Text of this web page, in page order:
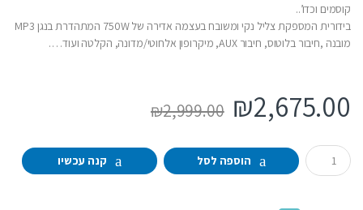
קוסמים וכדו’..
בידורית המספקת צליל נקי ומשובח בעצמה אדירה של 750W המתהדרת בנגן MP3
מובנה ,חיבור בלוטוס, חיבור AUX, מיקרופון אלחוטי/מדונה, הקלטה ועוד….
₪2,675.00
₪2,999.00
Q
u
הוספה לסל קנה עכשיו